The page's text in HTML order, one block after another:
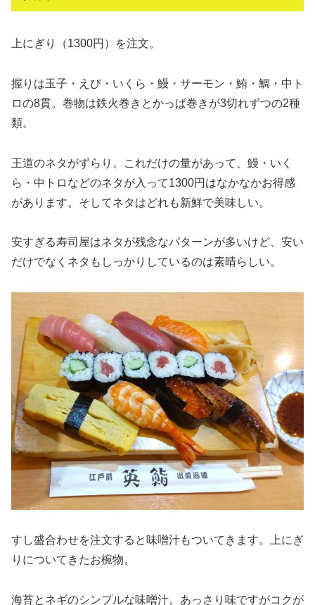
上にぎり（1300円）を注文。
握りは玉子・えび・いくら・鰻・サーモン・鮪・鯛・中ト
ロの8貫。巻物は鉄火巻きとかっぱ巻きが3切れずつの2種
類。
王道のネタがずらり。これだけの量があって、鰻・いく
ら・中トロなどのネタが入って1300円はなかなかお得感
があります。そしてネタはどれも新鮮で美味しい。
安すぎる寿司屋はネタが残念なパターンが多いけど、安い
だけでなくネタもしっかりしているのは素晴らしい。
すし盛合わせを注文すると味噌汁もついてきます。上にぎ
りについてきたお椀物。
海苔とネギのシンプルな味噌汁。あっさり味ですがコクが